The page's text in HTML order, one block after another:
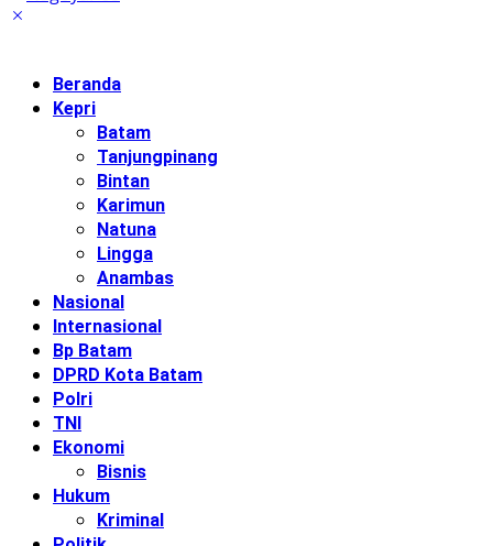
Beranda
Kepri
Batam
Tanjungpinang
Bintan
Karimun
Natuna
Lingga
Anambas
Nasional
Internasional
Bp Batam
DPRD Kota Batam
Polri
TNI
Ekonomi
Bisnis
Hukum
Kriminal